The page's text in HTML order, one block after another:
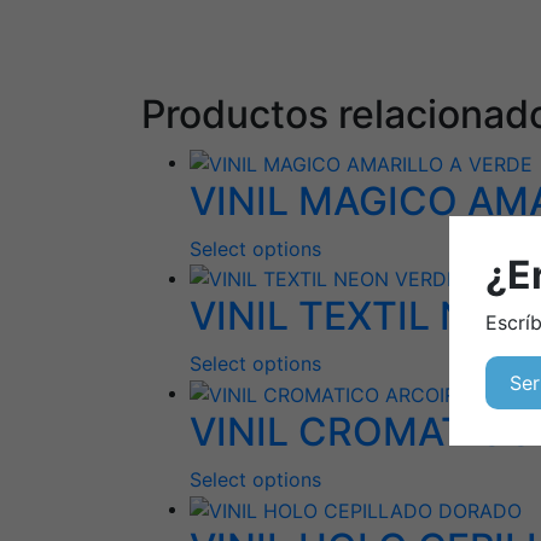
Productos
VINIL MAGICO
Select options
VINIL TEXTIL
Select options
VINIL CROMATICO
Select options